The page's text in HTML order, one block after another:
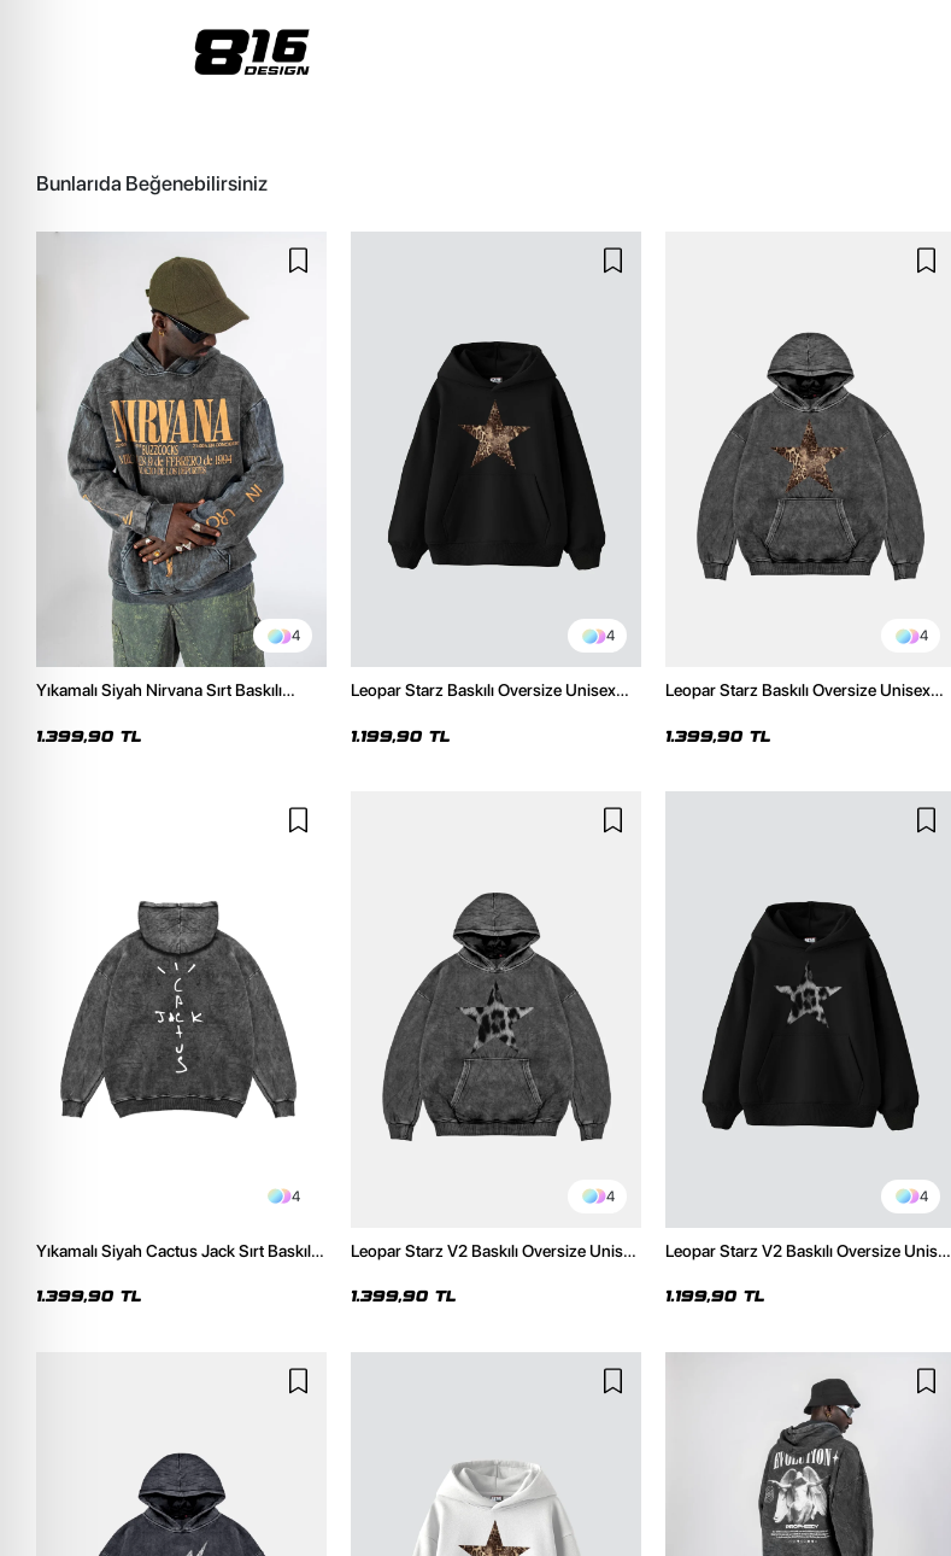
Bunlarıda Beğenebilirsiniz
4
Yıkamalı Siyah Nirvana Sırt Baskılı
1.399,90 TL
4
Leopar Starz Baskılı Oversize Unisex
1.199,90 TL
4
Leopar Starz Baskılı Oversize Unisex
1.399,90 TL
4
Yıkamalı Siyah Cactus Jack Sırt Baskılı
1.399,90 TL
4
Leopar Starz V2 Baskılı Oversize Unisex
1.399,90 TL
4
Leopar Starz V2 Baskılı Oversize Unisex
1.199,90 TL